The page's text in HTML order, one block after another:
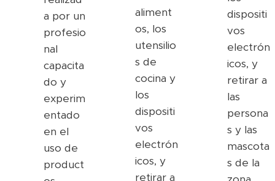
a por un
profesio
nal
capacita
do y
experim
entado
en el
uso de
product
aliment
os, los
utensilio
s de
cocina y
los
dispositi
vos
electrón
icos, y
retirar a
dispositi
vos
electrón
icos, y
retirar a
las
persona
s y las
mascota
s de la